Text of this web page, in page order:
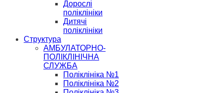
Дорослі
поліклініки
Дитячі
поліклініки
Структура
АМБУЛАТОРНО-
ПОЛІКЛІНІЧНА
СЛУЖБА
Поліклініка №1
Поліклініка №2